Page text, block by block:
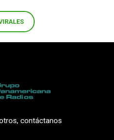
contáctanos